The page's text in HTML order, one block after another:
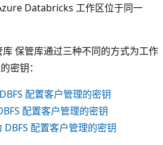
Databricks 工作区位于同一
保管库通过三种不同的方式为工作
密钥：
配置客户管理的密钥
配置客户管理的密钥
配置客户管理的密钥